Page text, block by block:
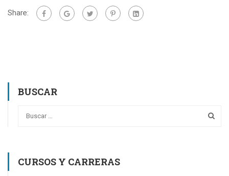
Share:
BUSCAR
CURSOS Y CARRERAS